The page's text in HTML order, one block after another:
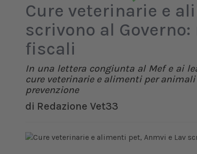
Cure veterinarie e
scrivono al
fiscali
In una lettera congiunta al Mef e ai
cure veterinarie e alimenti per
prevenzione
di Redazione Vet33